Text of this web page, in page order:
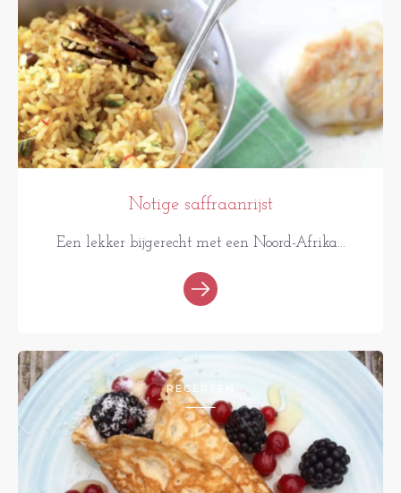
Notige saffraanrijst
Een lekker bijgerecht met een Noord-Afrika...
RECEPTEN